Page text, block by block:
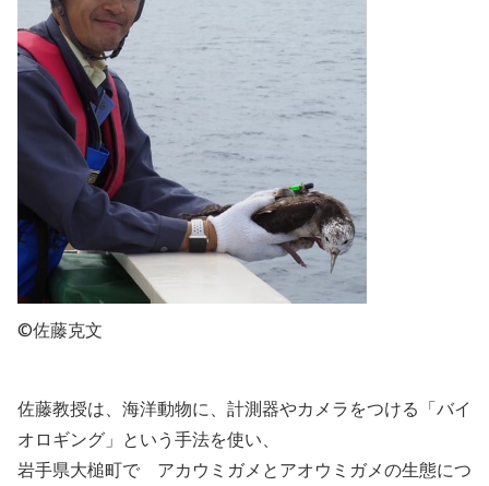
©佐藤克文
佐藤教授は、海洋動物に、計測器やカメラをつける「バイ
オロギング」という手法を使い、
岩手県大槌町で アカウミガメとアオウミガメの生態につ